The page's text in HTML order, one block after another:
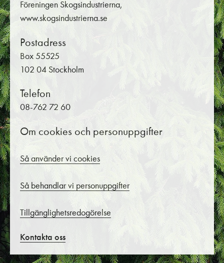
Föreningen Skogsindustrierna,
www.skogsindustrierna.se
Postadress
Box 55525
102 04 Stockholm
Telefon
08-762 72 60
Om cookies och personuppgifter
Så använder vi cookies
Så behandlar vi personuppgifter
Tillgänglighetsredogörelse
Kontakta oss